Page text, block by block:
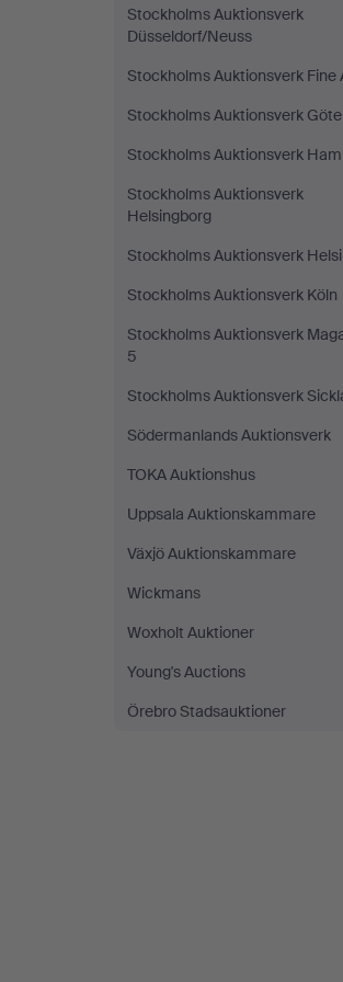
Stockholms Auktionsverk
Düsseldorf/Neuss
Stockholms Auktionsverk Fine
Stockholms Auktionsverk
Stockholms Auktionsverk
Stockholms Auktionsverk
Helsingborg
Stockholms Auktionsverk
Stockholms Auktionsverk Köln
Stockholms Auktionsverk
5
Stockholms Auktionsverk
Södermanlands Auktionsverk
TOKA Auktionshus
Uppsala Auktionskammare
Växjö Auktionskammare
Wickmans
Woxholt Auktioner
Young's Auctions
Örebro Stadsauktioner